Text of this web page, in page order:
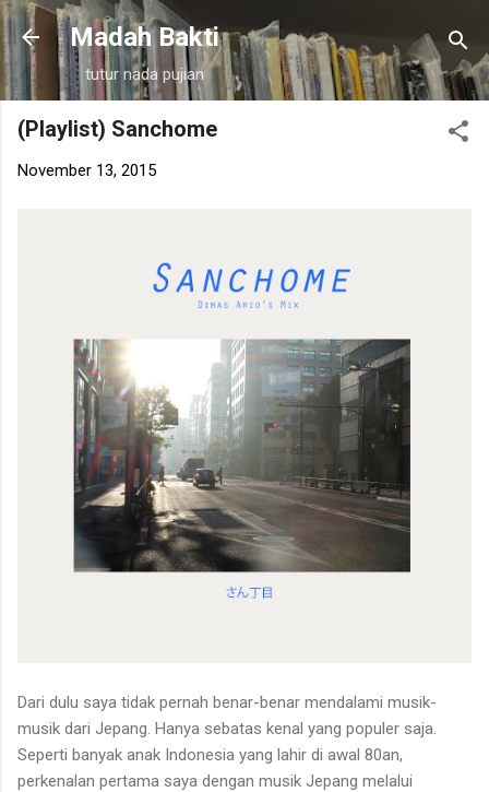
Langsung ke konten utama
Madah Bakti
tutur nada pujian
(Playlist) Sanchome
November 13, 2015
Dari dulu saya tidak pernah benar-benar mendalami musik-
musik dari Jepang. Hanya sebatas kenal yang populer saja.
Seperti banyak anak Indonesia yang lahir di awal 80an,
perkenalan pertama saya dengan musik Jepang melalui